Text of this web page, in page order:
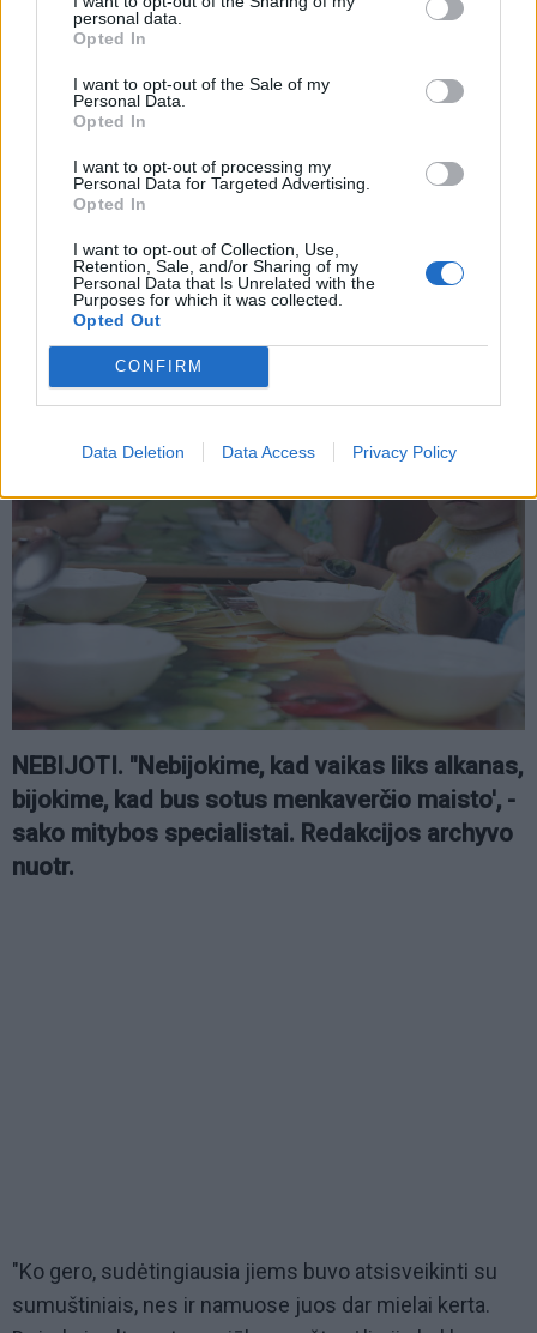
personal data.
Opted In
I want to opt-out of the Sale of my
Personal Data.
Opted In
I want to opt-out of processing my
Personal Data for Targeted Advertising.
Opted In
I want to opt-out of Collection, Use,
Retention, Sale, and/or Sharing of my
Personal Data that Is Unrelated with the
Purposes for which it was collected.
Opted Out
CONFIRM
Data Deletion Data Access Privacy Policy
NEBIJOTI. "Nebijokime, kad vaikas liks alkanas,
bijokime, kad bus sotus menkaverčio maisto', -
sako mitybos specialistai. Redakcijos archyvo
nuotr.
"Ko gero, sudėtingiausia jiems buvo atsisveikinti su
sumuštiniais, nes ir namuose juos dar mielai kerta.